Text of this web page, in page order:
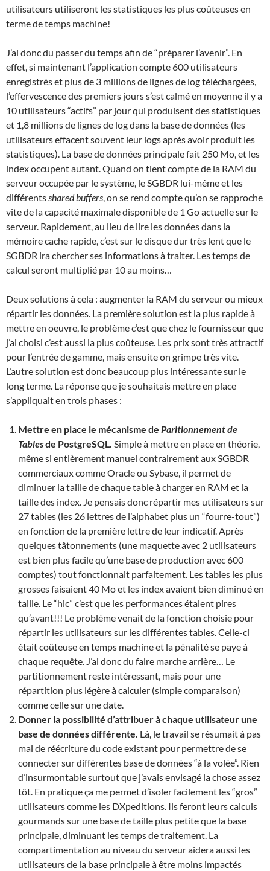
utilisateurs utiliseront les statistiques les plus coûteuses en
terme de temps machine!
J’ai donc du passer du temps afin de “préparer l’avenir”. En
effet, si maintenant l’application compte 600 utilisateurs
enregistrés et plus de 3 millions de lignes de log téléchargées,
l’effervescence des premiers jours s’est calmé en moyenne il y a
10 utilisateurs “actifs” par jour qui produisent des statistiques
et 1,8 millions de lignes de log dans la base de données (les
utilisateurs effacent souvent leur logs après avoir produit les
statistiques). La base de données principale fait 250 Mo, et les
index occupent autant. Quand on tient compte de la RAM du
serveur occupée par le système, le SGBDR lui-même et les
différentsshared buffers, on se rend compte qu’on se rapproche
vite de la capacité maximale disponible de 1 Go actuelle sur le
serveur. Rapidement, au lieu de lire les données dans la
mémoire cache rapide, c’est sur le disque dur très lent que le
SGBDR ira chercher ses informations à traiter. Les temps de
calcul seront multiplié par 10 au moins…
Deux solutions à cela : augmenter la RAM du serveur ou mieux
répartir les données. La première solution est la plus rapide à
mettre en oeuvre, le problème c’est que chez le fournisseur que
j’ai choisi c’est aussi la plus coûteuse. Les prix sont très attractif
pour l’entrée de gamme, mais ensuite on grimpe très vite.
L’autre solution est donc beaucoup plus intéressante sur le
long terme. La réponse que je souhaitais mettre en place
s’appliquait en trois phases :
Mettre en place le mécanisme de Paritionnement de
Tablesde PostgreSQL. Simple à mettre en place en théorie,
même si entièrement manuel contrairement aux SGBDR
commerciaux comme Oracle ou Sybase, il permet de
diminuer la taille de chaque table à charger en RAM et la
taille des index. Je pensais donc répartir mes utilisateurs sur
27 tables (les 26 lettres de l’alphabet plus un “fourre-tout”)
en fonction de la première lettre de leur indicatif. Après
quelques tâtonnements (une maquette avec 2 utilisateurs
est bien plus facile qu’une base de production avec 600
comptes) tout fonctionnait parfaitement. Les tables les plus
grosses faisaient 40 Mo et les index avaient bien diminué en
taille. Le “hic” c’est que les performances étaient pires
qu’avant!!! Le problème venait de la fonction choisie pour
répartir les utilisateurs sur les différentes tables. Celle-ci
était coûteuse en temps machine et la pénalité se paye à
chaque requête. J’ai donc du faire marche arrière… Le
partitionnement reste intéressant, mais pour une
répartition plus légère à calculer (simple comparaison)
comme celle sur une date.
Donner la possibilité d’attribuer à chaque utilisateur une
base de données différente. Là, le travail se résumait à pas
mal de réécriture du code existant pour permettre de se
connecter sur différentes base de données “à la volée”. Rien
d’insurmontable surtout que j’avais envisagé la chose assez
tôt. En pratique ça me permet d’isoler facilement les “gros”
utilisateurs comme les DXpeditions. Ils feront leurs calculs
gourmands sur une base de taille plus petite que la base
principale, diminuant les temps de traitement. La
compartimentation au niveau du serveur aidera aussi les
utilisateurs de la base principale à être moins impactés